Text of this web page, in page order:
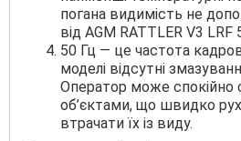
погана видимість не
від AGM RATTLER V3 LRF
50 Гц — це частота
моделі відсутні
Оператор може спокійно
об’єктами, що швидко
втрачати їх із виду.